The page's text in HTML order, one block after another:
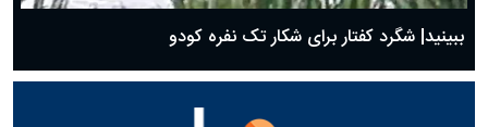
ببینید| شگرد کفتار برای شکار تک نفره کودو